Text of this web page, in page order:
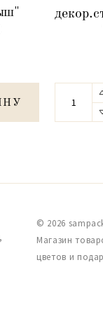
© 2026
Магазин
цветов и